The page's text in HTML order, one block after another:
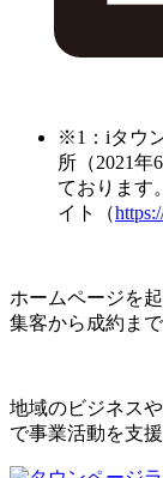
※1：iタウ
所（2021
ております
イト（
ホームページを
集客から成約ま
地域のビジネス
で事業活動を支援